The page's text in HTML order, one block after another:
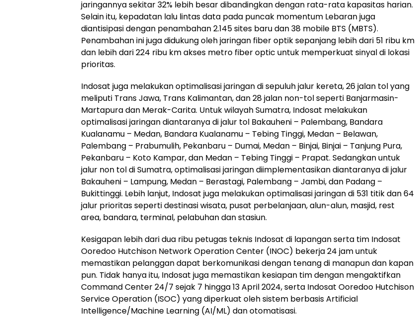
jaringannya sekitar 32% lebih besar dibandingkan dengan rata-rata kapasitas harian.
Selain itu, kepadatan lalu lintas data pada puncak momentum Lebaran juga
diantisipasi dengan penambahan 2.145 sites baru dan 38 mobile BTS (MBTS).
Penambahan ini juga didukung oleh jaringan fiber optik sepanjang lebih dari 51 ribu km
dan lebih dari 224 ribu km akses metro fiber optic untuk memperkuat sinyal di lokasi
prioritas.
Indosat juga melakukan optimalisasi jaringan di sepuluh jalur kereta, 26 jalan tol yang
meliputi Trans Jawa, Trans Kalimantan, dan 28 jalan non-tol seperti Banjarmasin-
Martapura dan Merak-Carita. Untuk wilayah Sumatra, Indosat melakukan
optimalisasi jaringan diantaranya di jalur tol Bakauheni – Palembang, Bandara
Kualanamu – Medan, Bandara Kualanamu – Tebing Tinggi, Medan – Belawan,
Palembang – Prabumulih, Pekanbaru – Dumai, Medan – Binjai, Binjai – Tanjung Pura,
Pekanbaru – Koto Kampar, dan Medan – Tebing Tinggi – Prapat. Sedangkan untuk
jalur non tol di Sumatra, optimalisasi jaringan diimplementasikan diantaranya di jalur
Bakauheni – Lampung, Medan – Berastagi, Palembang – Jambi, dan Padang –
Bukittinggi. Lebih lanjut, Indosat juga melakukan optimalisasi jaringan di 531 titik dan 64
jalur prioritas seperti destinasi wisata, pusat perbelanjaan, alun-alun, masjid, rest
area, bandara, terminal, pelabuhan dan stasiun.
Kesigapan lebih dari dua ribu petugas teknis Indosat di lapangan serta tim Indosat
Ooredoo Hutchison Network Operation Center (INOC) bekerja 24 jam untuk
memastikan pelanggan dapat berkomunikasi dengan tenang di manapun dan kapan
pun. Tidak hanya itu, Indosat juga memastikan kesiapan tim dengan mengaktifkan
Command Center 24/7 sejak 7 hingga 13 April 2024, serta Indosat Ooredoo Hutchison
Service Operation (ISOC) yang diperkuat oleh sistem berbasis Artificial
Intelligence/Machine Learning (AI/ML) dan otomatisasi.